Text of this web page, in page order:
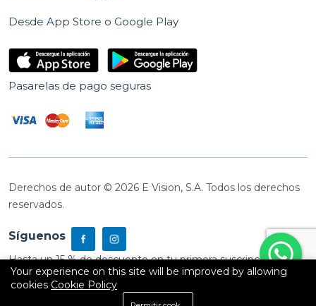
Desde App Store o Google Play
Pasarelas de pago seguras
Derechos de autor © 2026 E Vision, S.A. Todos los derechos
reservados.
Síguenos
Hasta un 15 % de descuento en tu primera suscripción
Your experience on this site will be improved by allowing
cookies Cookie Policy